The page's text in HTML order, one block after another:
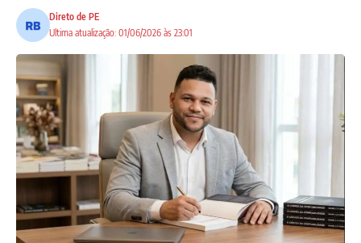
Ultima atualização: 01/06/2026 às 23:01
Direto de PE